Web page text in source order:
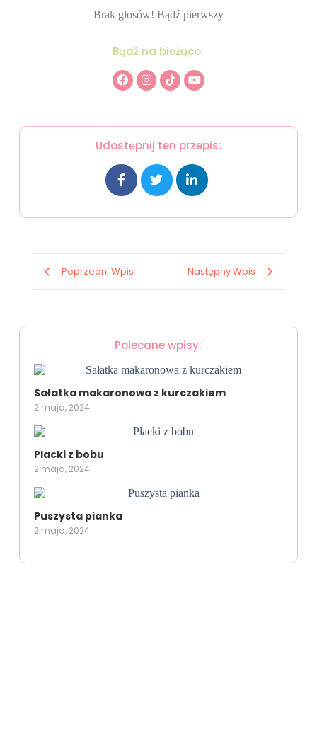
Brak głosów! Bądź pierwszy
Bądź na bieżąco:
Udostępnij ten przepis:
Poprzedni Wpis Następny Wpis
Polecane wpisy:
Sałatka makaronowa z kurczakiem
2 maja, 2024
Placki z bobu
2 maja, 2024
Puszysta pianka
2 maja, 2024